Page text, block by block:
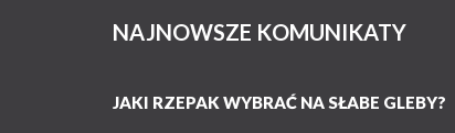
NAJNOWSZE KOMUNIKATY
JAKI RZEPAK WYBRAĆ NA SŁABE GLEBY?